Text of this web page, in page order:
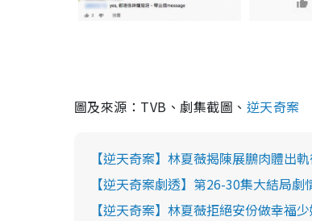
圖及來源：TVB、劇集截圖、 逆天奇案
【逆天奇案】林夏薇揭陳展鵬肉體出
【逆天奇案劇透】第26-30集大結局
【逆天奇案】林夏薇拒絕安份做幸福